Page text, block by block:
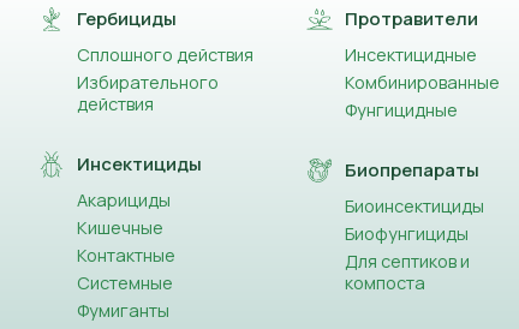
Гербициды
Сплошного действия
Избирательного
действия
Инсектициды
Акарициды
Кишечные
Контактные
Системные
Фумиганты
Протравители
Инсектицидные
Комбинированные
Фунгицидные
Биопрепараты
Биоинсектициды
Биофунгициды
Для септиков и
компоста